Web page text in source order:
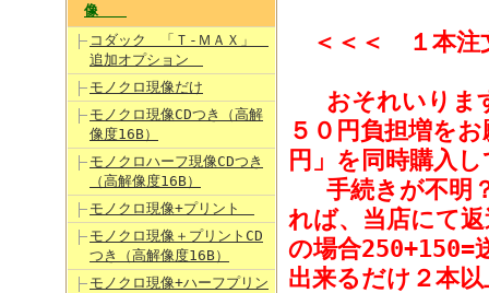
像
コダック 「Ｔ-ＭＡＸ」
追加オプション
モノクロ現像だけ
モノクロ現像CDつき（高解
像度16B）
モノクロハーフ現像CDつき
（高解像度16B）
モノクロ現像+プリント
モノクロ現像＋プリントCD
つき（高解像度16B）
モノクロ現像+ハーフプリン
＜＜＜ １本注
おそれいりま
５０円負担増を
円」を同時購入
手続きが不明
れば、当店にて
の場合250+150=
出来るだけ２本